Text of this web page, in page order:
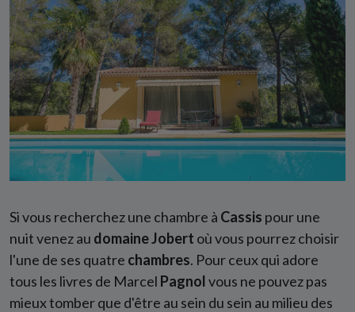
Si vous recherchez une chambre à Cassis pour une
nuit venez au domaine Jobert où vous pourrez choisir
l'une de ses quatre chambres. Pour ceux qui adore
tous les livres de Marcel Pagnolvous ne pouvez pas
mieux tomber que d'être au sein du sein au milieu des